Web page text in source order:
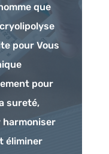
que
pour Vous
pour
sureté,
harmoniser
éliminer